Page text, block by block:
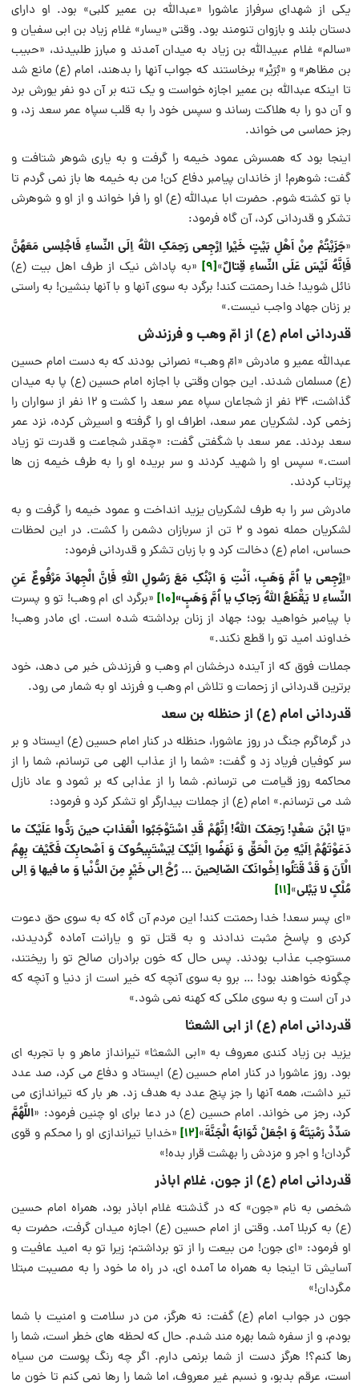
یکی از شهدای سرفراز عاشورا «عبدالله بن عمیر کلبی» بود. او دارای
دستان بلند و بازوان تنومند بود. وقتی «یسار» غلام زیاد بن ابی سفیان و
«سالم» غلام عبیدالله بن زیاد به میدان آمدند و مبارز طلبیدند، «حبیب
بن مظاهر» و «بُرَیْر» برخاستند که جواب آنها را بدهند، امام (ع) مانع شد
تا اینکه عبدالله بن عمیر اجازه خواست و یک تنه بر آن دو نفر یورش برد
و آن دو را به هلاکت رساند و سپس خود را به قلب سپاه عمر سعد زد، و
رجز حماسی می خواند.
اینجا بود که همسرش عمود خیمه را گرفت و به یاری شوهر شتافت و
گفت: شوهرم! از خاندان پیامبر دفاع کن! من به خیمه ها باز نمی گردم تا
با تو کشته شوم. حضرت ابا عبدالله (ع) او را فرا خواند و از او و شوهرش
تشکر و قدردانی کرد، آن گاه فرمود:
«جَزَیْتُمْ مِنْ اَهْلِ بَیْتٍ خَیْرا اِرْجِعی رَحِمَکِ اللّهُ اِلَی النِّساءِ فَاجْلِسی مَعَهُنَّ
فَاِنَّهُ لَیْسَ عَلَی النِّساءِ قِتالٌ»
[9]
«به پاداش نیک از طرف اهل بیت (ع)
نائل شوید! خدا رحمتت کند! برگرد به سوی آنها و با آنها بنشین! به راستی
بر زنان جهاد واجب نیست.»
قدردانی امام (ع) از امّ وهب و فرزندش
عبدالله عمیر و مادرش «امّ وهب» نصرانی بودند که به دست امام حسین
(ع) مسلمان شدند. این جوان وقتی با اجازه امام حسین (ع) پا به میدان
گذاشت، ۲۴ نفر از شجاعان سپاه عمر سعد را کشت و ۱۲ نفر از سواران را
زخمی کرد. لشکریان عمر سعد، اطراف او را گرفته و اسیرش کرده، نزد عمر
سعد بردند. عمر سعد با شگفتی گفت: «چقدر شجاعت و قدرت تو زیاد
است.» سپس او را شهید کردند و سر بریده او را به طرف خیمه زن ها
پرتاب کردند.
مادرش سر را به طرف لشکریان یزید انداخت و عمود خیمه را گرفت و به
لشکریان حمله نمود و ۲ تن از سربازان دشمن را کشت. در این لحظات
حساس، امام (ع) دخالت کرد و با زبان تشکر و قدردانی فرمود:
«اِرْجِعی یا اُمَّ وَهَبِ، اَنْتِ وَ ابْنُکِ مَعَ رَسُولِ اللّهِ فَاِنَّ الْجِهادَ مَرْفُوعٌ عَنِ
النِّساءِ لا یَقْطَعُ اللّهُ رَجاکِ یا اُمَّ وَهَبٍ»[10]
«برگرد ای ام وهب! تو و پسرت
با پیامبر خواهید بود؛ جهاد از زنان برداشته شده است. ای مادر وهب!
خداوند امید تو را قطع نکند.»
جملات فوق که از آینده درخشان ام وهب و فرزندش خبر می دهد، خود
برترین قدردانی از زحمات و تلاش ام وهب و فرزند او به شمار می رود.
قدردانی امام (ع) از حنظله بن سعد
در گرماگرم جنگ در روز عاشورا، حنظله در کنار امام حسین (ع) ایستاد و بر
سر کوفیان فریاد زد و گفت: «شما را از عذاب الهی می ترسانم، شما را از
محاکمه روز قیامت می ترسانم. شما را از عذابی که بر ثمود و عاد نازل
شد می ترسانم.» امام (ع) از جملات بیدارگر او تشکر کرد و فرمود:
«یَا ابْنَ سَعْدٍ! رَحِمَکَ اللّهُ! اِنَّهُمْ قَدِ اسْتَوْجَبُوا الْعَذابَ حینَ رَدُّوا عَلَیْکَ ما
دَعَوْتَهُمْ اِلَیْهِ مِنَ الْحَقِّ وَ نَهَضُوا اِلَیْکَ لِیَسْتَبِیحُوکَ وَ اَصْحابِکَ فَکَیْفَ بِهِمُ
الْآنَ وَ قَدْ قَتَلُوا اِخْوانَکَ الصّالِحینَ … رُحْ اِلی خَیْرٍ مِنَ الدُّنْیا وَ ما فیها وَ اِلی
مُلْکٍ لا یَبْلی»
[11]
«ای پسر سعد! خدا رحمتت کند! این مردم آن گاه که به سوی حق دعوت
کردی و پاسخ مثبت ندادند و به قتل تو و یارانت آماده گردیدند،
مستوجب عذاب بودند. پس حال که خون برادران صالح تو را ریختند،
چگونه خواهند بود! … برو به سوی آنچه که خیر است از دنیا و آنچه که
در آن است و به سوی ملکی که کهنه نمی شود.»
قدردانی امام (ع) از ابی الشعثا
یزید بن زیاد کندی معروف به «ابی الشعثا» تیرانداز ماهر و با تجربه ای
بود. روز عاشورا در کنار امام حسین (ع) ایستاد و دفاع می کرد، صد عدد
تیر داشت، همه آنها را جز پنج عدد به هدف زد. هر بار که تیراندازی می
کرد، رجز می خواند. امام حسین (ع) در دعا برای او چنین فرمود: «اللَّهُمَّ
سَدِّدْ رَمْيَتَهُ‏ وَ اجْعَلْ ثَوَابَهُ الْجَنَّةَ»
[12]
«خدایا تیراندازی او را محکم و قوی
گردان! و اجر و مزدش را بهشت قرار بده!»
قدردانی امام (ع) از جون، غلام اباذر
شخصی به نام «جون» که در گذشته غلام اباذر بود، همراه امام حسین
(ع) به کربلا آمد. وقتی از امام حسین (ع) اجازه میدان گرفت، حضرت به
او فرمود: «ای جون! من بیعت را از تو برداشتم؛ زیرا تو به امید عافیت و
آسایش تا اینجا به همراه ما آمده ای، در راه ما خود را به مصیبت مبتلا
مگردان!»
جون در جواب امام (ع) گفت: نه هرگز، من در سلامت و امنیت با شما
بودم، و از سفره شما بهره مند شدم. حال که لحظه های خطر است، شما را
رها کنم؟! هرگز دست از شما برنمی دارم. اگر چه رنگ پوست من سیاه
است، عرقم بدبو، و نسبم غیر معروف، اما شما را رها نمی کنم تا خون ما